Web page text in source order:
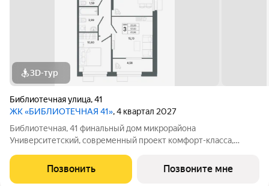
3D-тур
Библиотечная улица,41
ЖК «БИБЛИОТЕЧНАЯ 41», 4 квартал 2027
Библиотечная, 41 финальный дом микрорайона
Университетский, современный проект комфорт-класса,
«Первостроитель». Дом органично вписался в микрорайон,
став его естественным продолжением и унаследовав все
Позвонить Позвоните мне